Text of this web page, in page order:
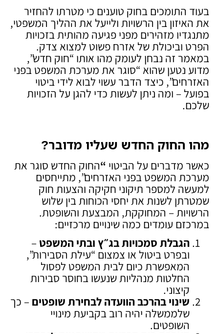
בעוד התומכים בחוק טוענים כי מטרתו להחזיר
את האיזון בין הרשויות ולייעל את ההליך המשפטי,
מתנגדיו מזהירים מפני פגיעה מהותית בזכויות
הפרט וביכולת של אזרח פשוט למצוא צדק.
במאמר זה נבחן לעומק מהו אותו “חוק חדש”,
מדוע נטען שהוא “סוגר את מערכת המשפט בפני
האזרחים”, כיצד הדבר עשוי לבוא לידי ביטוי
בפועל – ומה ניתן לעשות כדי להגן על הזכויות
שלכם.
מהו החוק החדש שעליו מדובר?
כאשר מדברים על הביטוי “החוק החדש סוגר את
מערכת המשפט בפני האזרחים”, מתייחסים
למעשה למספר תיקוני חקיקה והצעות חוק
שמטרתן לשנות את יחסי הכוחות בין שלוש
הרשויות – המחוקקת, המבצעת והשופטת.
במרכזם עומדים כמה שינויים מרכזיים:
הגבלת סמכויות בג״ץ ובתי המשפט –
ובפרט ביטול או צמצום “עילת הסבירות”,
המאפשרת כיום לבית המשפט לפסול
החלטות מנהליות שנעשו בחוסר סבירות
קיצוני.
שינוי בהרכב הוועדה לבחירת שופטים – כך
שלממשלה יהיה רוב בקביעת מינויי
השופטים.